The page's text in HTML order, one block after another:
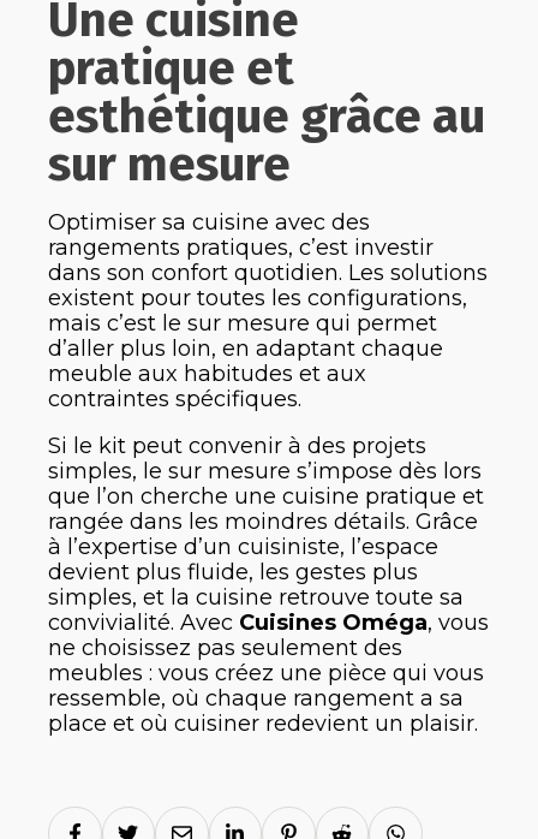
Une cuisine
pratique et
esthétique grâce au
sur mesure
Optimiser sa cuisine avec des
rangements pratiques, c’est investir
dans son confort quotidien. Les solutions
existent pour toutes les configurations,
mais c’est le sur mesure qui permet
d’aller plus loin, en adaptant chaque
meuble aux habitudes et aux
contraintes spécifiques.
Si le kit peut convenir à des projets
simples, le sur mesure s’impose dès lors
que l’on cherche une cuisine pratique et
rangée dans les moindres détails. Grâce
à l’expertise d’un cuisiniste, l’espace
devient plus fluide, les gestes plus
simples, et la cuisine retrouve toute sa
convivialité. Avec Cuisines Oméga, vous
ne choisissez pas seulement des
meubles : vous créez une pièce qui vous
ressemble, où chaque rangement a sa
place et où cuisiner redevient un plaisir.